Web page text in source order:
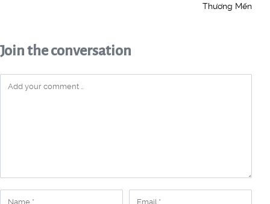
Thương Mến
Join the conversation